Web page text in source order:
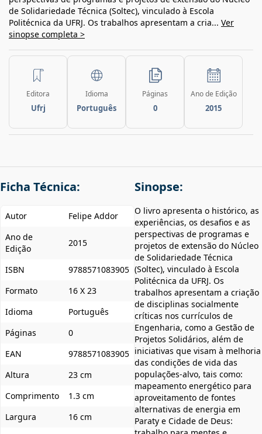
de Solidariedade Técnica (Soltec), vinculado à Escola
Politécnica da UFRJ. Os trabalhos apresentam a cria... Ver
sinopse completa >
Editora
Ufrj
Idioma
Português
Páginas
0
Ano de Edição
2015
Ficha Técnica:
Autor
Felipe Addor
Ano de
Edição
2015
ISBN
9788571083905
Formato
16 X 23
Idioma
Português
Páginas
0
EAN
9788571083905
Altura
23 cm
Comprimento
1.3 cm
Largura
16 cm
Sinopse:
O livro apresenta o histórico, as
experiências, os desafios e as
perspectivas de programas e
projetos de extensão do Núcleo
de Solidariedade Técnica
(Soltec), vinculado à Escola
Politécnica da UFRJ. Os
trabalhos apresentam a criação
de disciplinas socialmente
críticas nos currículos de
Engenharia, como a Gestão de
Projetos Solidários, além de
iniciativas que visam à melhoria
das condições de vida das
populações-alvo, tais como:
mapeamento energético para
aproveitamento de fontes
alternativas de energia em
Paraty e Cidade de Deus: